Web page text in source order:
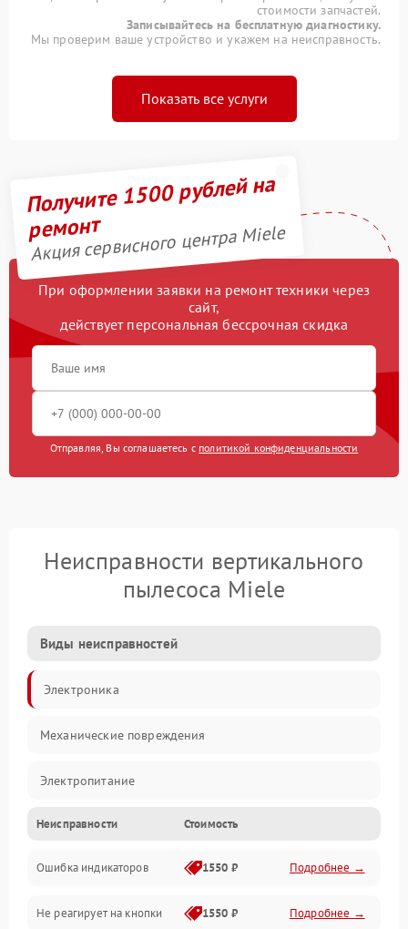
стоимости запчастей.
Записывайтесь на бесплатную диагностику.
Мы проверим ваше устройство и укажем на неисправность.
Показать все услуги
Получите 1500 рублей на
ремонт
Акция сервисного центра Miele
При оформлении заявки на ремонт техники через
сайт,
действует персональная бессрочная скидка
Отправляя, Вы соглашаетесь с политикой конфиденциальности
Неисправности вертикального
пылесоса Miele
Виды неисправностей
Электроника
Механические повреждения
Электропитание
Механика
Аккумулятор
Работа системы
Неисправности Стоимость
Ошибка индикаторов 1550 ₽ Подробнее →
Не реагирует на кнопки 1550 ₽ Подробнее →